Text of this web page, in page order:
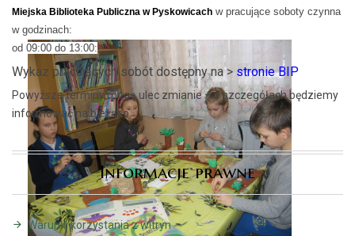
Miejska Biblioteka Publiczna w Pyskowicach w pracujące soboty czynna
w godzinach:
od 09:00 do 13:00:
Wykaz pracujących sobót dostępny na > stronie BIP
Powyższe terminy mogą ulec zmianie – o szczegółach będziemy
informować na bieżąco.
Informacje prawne
Warunki korzystania z witryn